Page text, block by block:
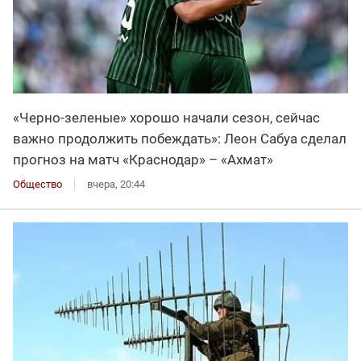
«Черно-зеленые» хорошо начали сезон, сейчас
важно продолжить побеждать»: Леон Сабуа сделал
прогноз на матч «Краснодар» – «Ахмат»
Общество вчера, 20:44